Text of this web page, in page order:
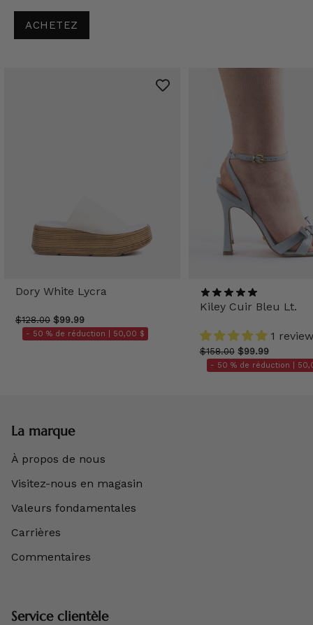
ACHETEZ
Dory White Lycra
$128.00 $99.99
- 50 % de réduction | 50,00 $
Kiley Cuir Bleu Lt.
1 review
$158.00 $99.99
- 50 % de réduction |
La marque
À propos de nous
Visitez-nous en magasin
Valeurs fondamentales
Carrières
Commentaires
Service clientèle